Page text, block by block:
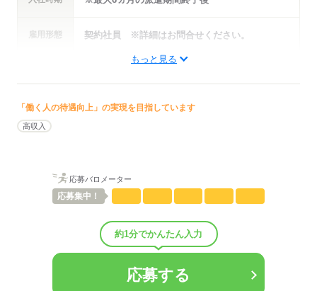
人数 40人
事業内容その他サ‐ビス
雇用形態 契約社員 ※詳細はお問合せください。
給与例
もっと見る
「働く人の待遇向上」の実現を目指しています
高収入
応募バロメーター
応募集中！
約1分でかんたん入力
応募する